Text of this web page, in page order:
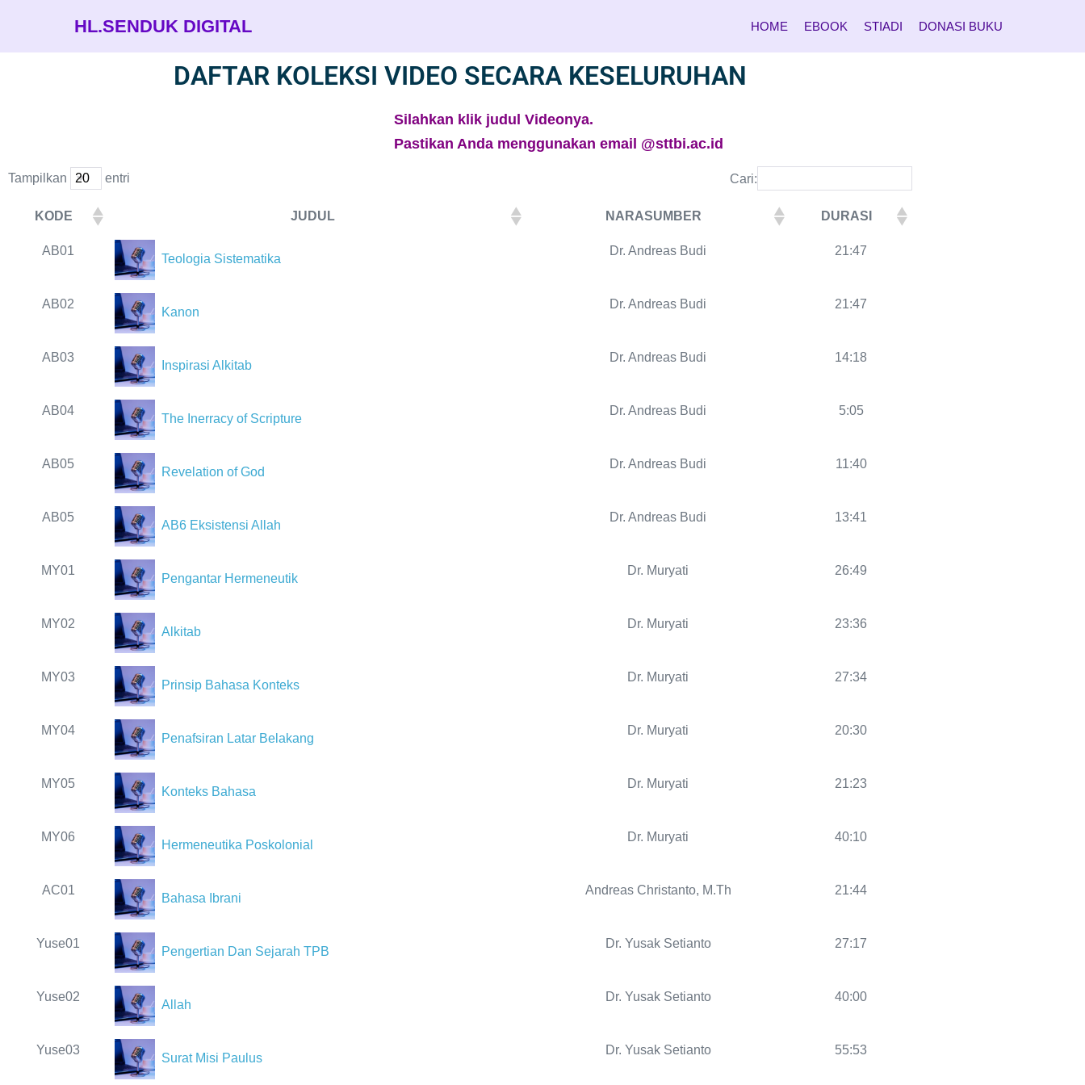
HL.SENDUK DIGITAL HOME EBOOK STIADI DONASI BUKU
DAFTAR KOLEKSI VIDEO SECARA KESELURUHAN
Silahkan klik judul Videonya.
Pastikan Anda menggunakan email @sttbi.ac.id
Tampilkan entri Cari:
KODE JUDUL NARASUMBER DURASI
KODE NARASUMBER DURASI
AB01
Teologia Sistematika
Dr. Andreas Budi 21:47
AB02
Kanon
Dr. Andreas Budi 21:47
AB03
Inspirasi Alkitab
Dr. Andreas Budi 14:18
AB04
The Inerracy of Scripture
Dr. Andreas Budi 5:05
AB05
Revelation of God
Dr. Andreas Budi 11:40
AB05
AB6 Eksistensi Allah
Dr. Andreas Budi 13:41
MY01
Pengantar Hermeneutik
Dr. Muryati 26:49
MY02
Alkitab
Dr. Muryati 23:36
MY03
Prinsip Bahasa Konteks
Dr. Muryati 27:34
MY04
Penafsiran Latar Belakang
Dr. Muryati 20:30
MY05
Konteks Bahasa
Dr. Muryati 21:23
MY06
Hermeneutika Poskolonial
Dr. Muryati 40:10
AC01
Bahasa Ibrani
Andreas Christanto, M.Th 21:44
Yuse01
Pengertian Dan Sejarah TPB
Dr. Yusak Setianto 27:17
Yuse02
Allah
Dr. Yusak Setianto 40:00
Yuse03
Surat Misi Paulus
Dr. Yusak Setianto 55:53